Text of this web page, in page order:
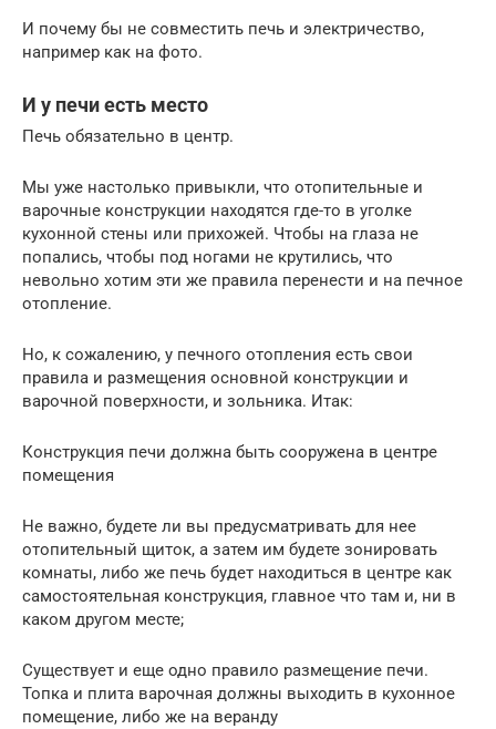
И почему бы не совместить печь и электричество,
например как на фото.
И у печи есть место
Печь обязательно в центр.
Мы уже настолько привыкли, что отопительные и
варочные конструкции находятся где-то в уголке
кухонной стены или прихожей. Чтобы на глаза не
попались, чтобы под ногами не крутились, что
невольно хотим эти же правила перенести и на печное
отопление.
Но, к сожалению, у печного отопления есть свои
правила и размещения основной конструкции и
варочной поверхности, и зольника. Итак:
Конструкция печи должна быть сооружена в центре
помещения
Не важно, будете ли вы предусматривать для нее
отопительный щиток, а затем им будете зонировать
комнаты, либо же печь будет находиться в центре как
самостоятельная конструкция, главное что там и, ни в
каком другом месте;
Существует и еще одно правило размещение печи.
Топка и плита варочная должны выходить в кухонное
помещение, либо же на веранду